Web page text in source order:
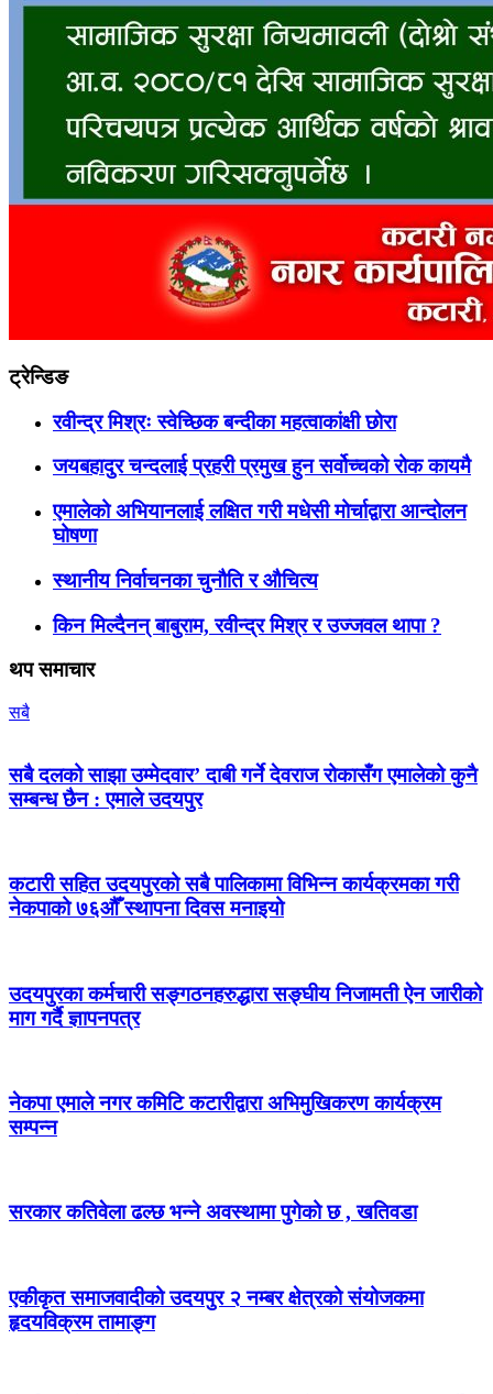
ट्रेन्डिङ
रवीन्द्र मिश्रः स्वेच्छिक बन्दीका महत्वाकांक्षी छोरा
जयबहादुर चन्दलाई प्रहरी प्रमुख हुन सर्वोच्चको रोक कायमै
एमालेको अभियानलाई लक्षित गरी मधेसी मोर्चाद्वारा आन्दोलन
घोषणा
स्थानीय निर्वाचनका चुनौति र औचित्य
किन मिल्दैनन् बाबुराम, रवीन्द्र मिश्र र उज्जवल थापा ?
थप समाचार
सबै
सबै दलको साझा उम्मेदवार’ दाबी गर्ने देवराज रोकासँग एमालेको कुनै
सम्बन्ध छैन : एमाले उदयपुर
कटारी सहित उदयपुरको सबै पालिकामा विभिन्न कार्यक्रमका गरी
नेकपाको ७६औँ स्थापना दिवस मनाइयो
उदयपुरका कर्मचारी सङ्गठनहरुद्धारा सङ्घीय निजामती ऐन जारीको
माग गर्दै ज्ञापनपत्र
नेकपा एमाले नगर कमिटि कटारीद्वारा अभिमुखिकरण कार्यक्रम
सम्पन्न
सरकार कतिवेला ढल्छ भन्ने अवस्थामा पुगेको छ , खतिवडा
एकीकृत समाजवादीको उदयपुर २ नम्बर क्षेत्रको संयोजकमा
हृदयविक्रम तामाङ्ग